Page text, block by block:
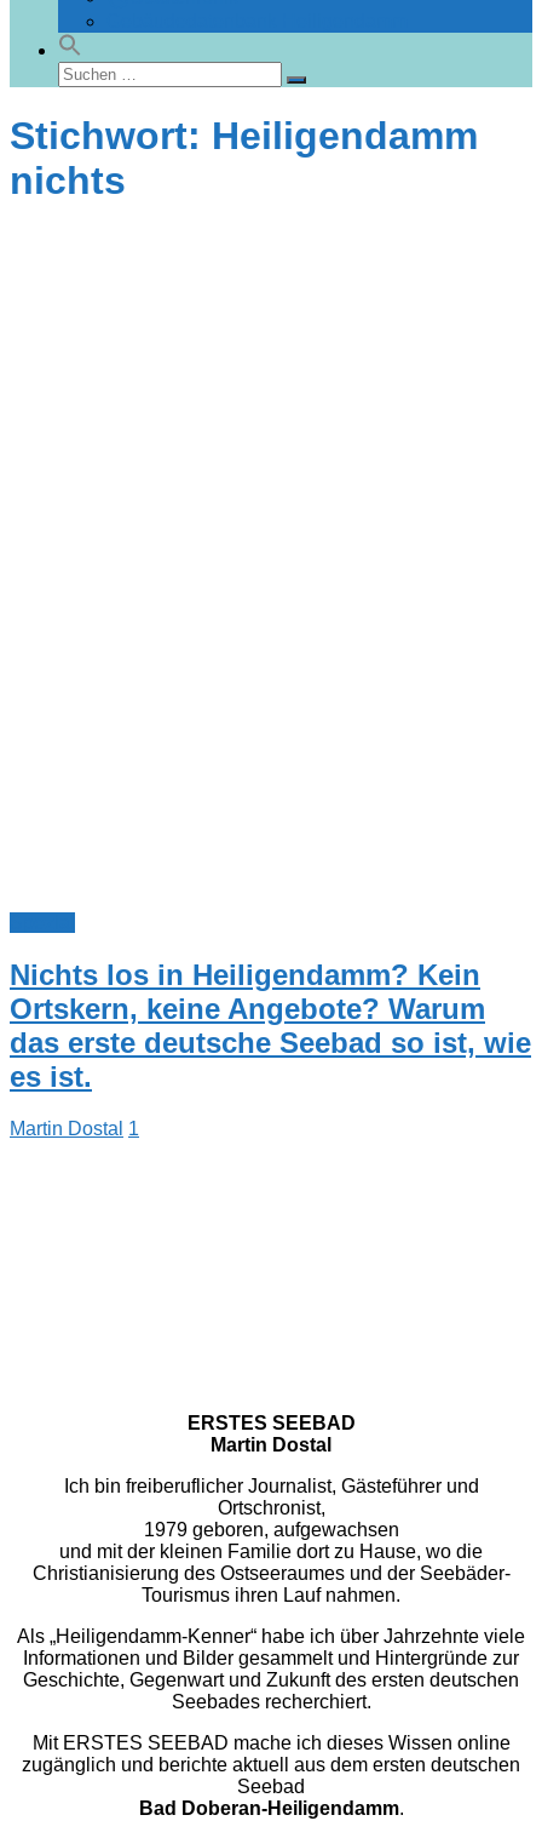
Suchen
nach:
Suchen
Stichwort: Heiligendamm
nichts
Nichts los in Heiligendamm? Kein
Ortskern, keine Angebote? Warum
das erste deutsche Seebad so ist, wie
es ist.
Martin Dostal 1
ERSTES SEEBAD
Martin Dostal
Ich bin freiberuflicher Journalist, Gästeführer und
Ortschronist,
1979 geboren, aufgewachsen
und mit der kleinen Familie dort zu Hause, wo die
Christianisierung des Ostseeraumes und der Seebäder-
Tourismus ihren Lauf nahmen.
Als „Heiligendamm-Kenner“ habe ich über Jahrzehnte viele
Informationen und Bilder gesammelt und Hintergründe zur
Geschichte, Gegenwart und Zukunft des ersten deutschen
Seebades recherchiert.
Mit ERSTES SEEBAD mache ich dieses Wissen online
zugänglich und berichte aktuell aus dem ersten deutschen
Seebad
Bad Doberan-Heiligendamm.